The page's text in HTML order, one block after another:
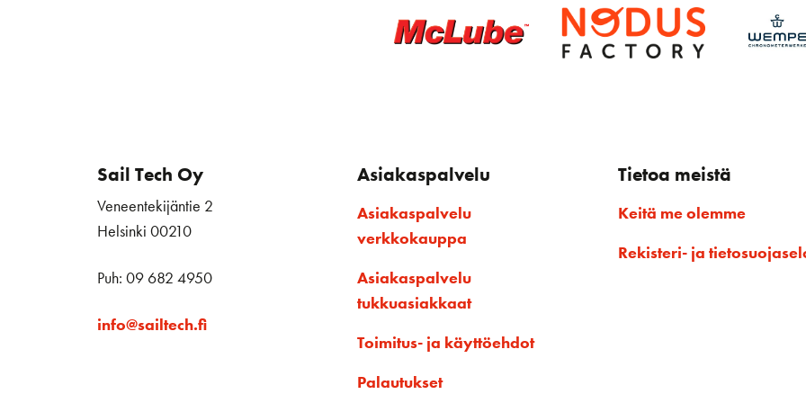
Sail Tech Oy
Veneentekijäntie 2
Helsinki 00210
Puh: 09 682 4950
info@sailtech.fi
Asiakaspalvelu
Asiakaspalvelu
verkkokauppa
Asiakaspalvelu
tukkuasiakkaat
Toimitus- ja käyttöehdot
Palautukset
Tietoa meistä
Keitä me olemme
Rekisteri- ja